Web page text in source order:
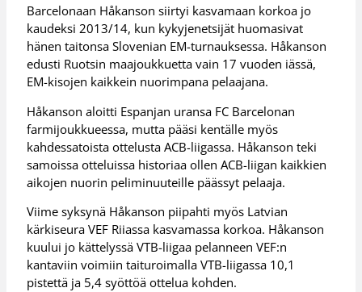
Barcelonaan Håkanson siirtyi kasvamaan korkoa jo
kaudeksi 2013/14, kun kykyjenetsijät huomasivat
hänen taitonsa Slovenian EM-turnauksessa. Håkanson
edusti Ruotsin maajoukkuetta vain 17 vuoden iässä,
EM-kisojen kaikkein nuorimpana pelaajana.
Håkanson aloitti Espanjan uransa FC Barcelonan
farmijoukkueessa, mutta pääsi kentälle myös
kahdessatoista ottelusta ACB-liigassa. Håkanson teki
samoissa otteluissa historiaa ollen ACB-liigan kaikkien
aikojen nuorin peliminuuteille päässyt pelaaja.
Viime syksynä Håkanson piipahti myös Latvian
kärkiseura VEF Riiassa kasvamassa korkoa. Håkanson
kuului jo kättelyssä VTB-liigaa pelanneen VEF:n
kantaviin voimiin taituroimalla VTB-liigassa 10,1
pistettä ja 5,4 syöttöä ottelua kohden.